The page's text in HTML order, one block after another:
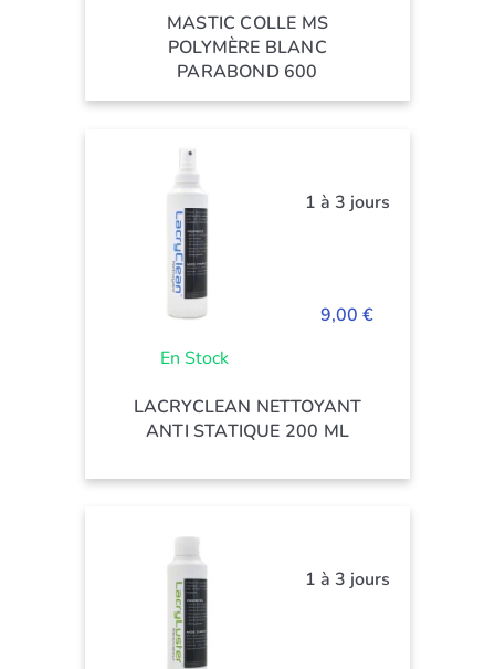
MASTIC COLLE MS
POLYMÈRE BLANC
PARABOND 600
En Stock
1 à 3 jours
9,00 €
LACRYCLEAN NETTOYANT
ANTI STATIQUE 200 ML
1 à 3 jours